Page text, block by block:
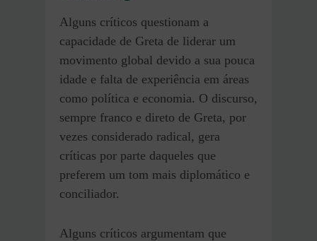
Alguns críticos questionam a
capacidade de Greta de liderar um
movimento global devido a sua pouca
idade e falta de experiência em áreas
como política e economia. O discurso,
sempre franco e direto de Greta, por
vezes considerado radical, gera
críticas por parte daqueles que
preferem um tom mais diplomático e
conciliador.
Alguns críticos argumentam que